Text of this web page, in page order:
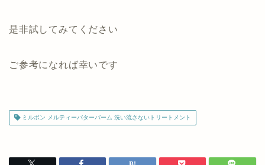
是非試してみてください
ご参考になれば幸いです
ミルボン メルティーバターバーム 洗い流さないトリートメント